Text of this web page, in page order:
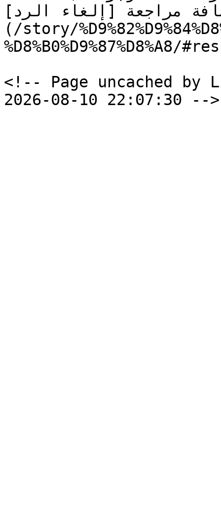
مراجعة [إلغاء الرد]
(/story/
%D8%B0%D9%87%D8%A8/
<!-- Page uncached by
2026-08-10 22:07:30 -->